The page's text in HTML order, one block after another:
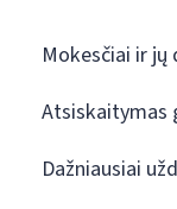
Mokesčiai ir jų
Atsiskaitymas
Dažniausiai